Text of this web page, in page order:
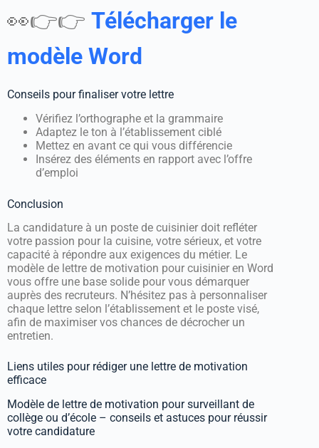
👀👉👉 Télécharger le
modèle Word
Conseils pour finaliser votre lettre
Vérifiez l’orthographe et la grammaire
Adaptez le ton à l’établissement ciblé
Mettez en avant ce qui vous différencie
Insérez des éléments en rapport avec l’offre
d’emploi
Conclusion
La candidature à un poste de cuisinier doit refléter
votre passion pour la cuisine, votre sérieux, et votre
capacité à répondre aux exigences du métier. Le
modèle de lettre de motivation pour cuisinier en Word
vous offre une base solide pour vous démarquer
auprès des recruteurs. N’hésitez pas à personnaliser
chaque lettre selon l’établissement et le poste visé,
afin de maximiser vos chances de décrocher un
entretien.
Liens utiles pour rédiger une lettre de motivation
efficace
Modèle de lettre de motivation pour surveillant de
collège ou d’école – conseils et astuces pour réussir
votre candidature